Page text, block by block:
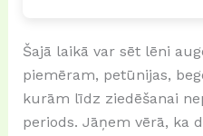
Šajā laikā var sēt lēni
piemēram, petūnijas,
kurām līdz ziedēšanai
periods. Jāņem vērā, ka